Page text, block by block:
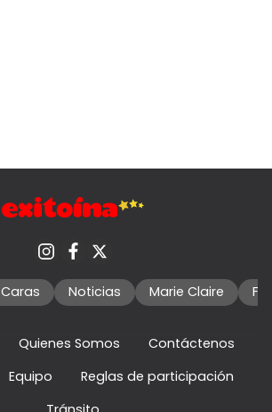
Caras Noticias Marie Claire
Quienes Somos
Contáctenos
Equipo
Reglas de participación